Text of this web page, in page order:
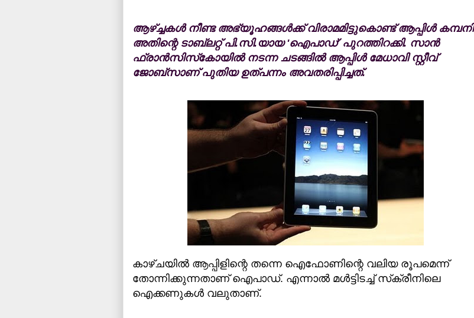
ആഴ്ച്ചകള്‍ നീണ്ട അഭ്യൂഹങ്ങള്‍ക്ക് വിരാമമിട്ടുകൊണ്ട് ആപ്പിള്‍ കമ്പനി
അതിന്റെ ടാബ്‌ലറ്റ് പി.സി.യായ 'ഐപാഡ്' പുറത്തിറക്കി. സാന്‍
ഫ്രാന്‍സിസ്‌കോയില്‍ നടന്ന ചടങ്ങില്‍ ആപ്പിള്‍ മേധാവി സ്റ്റീവ്
ജോബ്‌സാണ് പുതിയ ഉത്പന്നം അവതരിപ്പിച്ചത്.
കാഴ്ചയില്‍ ആപ്പിളിന്റെ തന്നെ ഐഫോണിന്റെ വലിയ രൂപമെന്ന്
തോന്നിക്കുന്നതാണ് ഐപാഡ്. എന്നാല്‍ മള്‍ട്ടിടച്ച് സ്‌ക്രീനിലെ
ഐക്കണുകള്‍ വലുതാണ്.